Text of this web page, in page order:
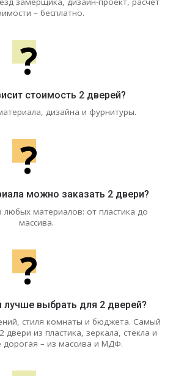
– бесплатно.
?
стоимость 2 дверей?
дизайна и фурнитуры.
?
можно заказать 2 двери?
материалов: от пластика до
массива.
?
лучше выбрать для 2 дверей?
стиля комнаты и бюджета. Самый
двери из пластика, зеркала, стекла и
– из массива и МДФ.